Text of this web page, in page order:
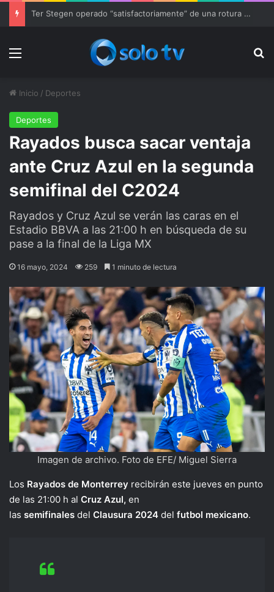
Ter Stegen operado “satisfactoriamente” de una rotura completa del tendón rotuliano
Menu
Inicio / Deportes
Deportes
Rayados busca sacar ventaja
ante Cruz Azul en la segunda
semifinal del C2024
Rayados y Cruz Azul se verán las caras en el
Estadio BBVA a las 21:00 h en búsqueda de su
pase a la final de la Liga MX
16 mayo, 2024 259 1 minuto de lectura
Imagen de archivo. Foto de EFE/ Miguel Sierra
Los Rayados de Monterrey recibirán este jueves en punto
de las 21:00 h al Cruz Azul, en
las semifinales del Clausura 2024 del futbol mexicano.